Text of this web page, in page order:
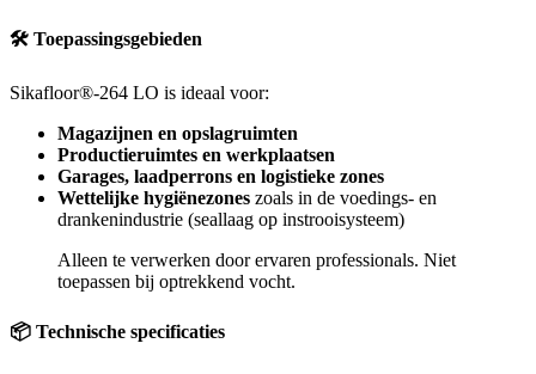
🛠 Toepassingsgebieden
Sikafloor®-264 LO is ideaal voor:
Magazijnen en opslagruimten
Productieruimtes en werkplaatsen
Garages, laadperrons en logistieke zones
Wettelijke hygiënezones zoals in de voedings- en
drankenindustrie (seallaag op instrooisysteem)
Alleen te verwerken door ervaren professionals. Niet
toepassen bij optrekkend vocht.
📦 Technische specificaties